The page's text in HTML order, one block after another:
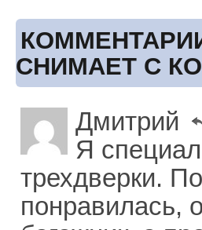
СНИМАЕТ С
Дмитрий
Я
трехдверки.
понравилась,